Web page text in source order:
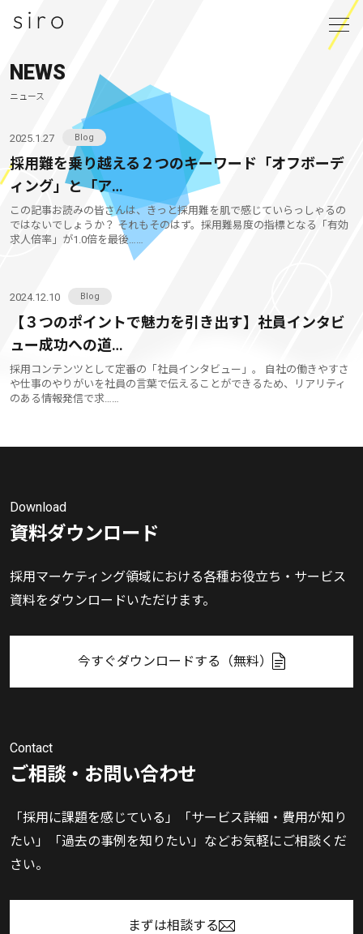
NEWS
ニュース
2025.1.27 Blog
採用難を乗り越える２つのキーワード「オフボーデ
ィング」と「ア…
この記事お読みの皆さんは、きっと採用難を肌で感じていらっしゃるの
ではないでしょうか？ それもそのはず。採用難易度の指標となる「有効
求人倍率」が1.0倍を最後……
2024.12.10 Blog
【３つのポイントで魅力を引き出す】社員インタビ
ュー成功への道…
採用コンテンツとして定番の「社員インタビュー」。 自社の働きやすさ
や仕事のやりがいを社員の言葉で伝えることができるため、リアリティ
のある情報発信で求……
Download
資料ダウンロード
採用マーケティング領域における各種お役立ち・サービス
資料をダウンロードいただけます。
今すぐダウンロードする（無料）
Contact
ご相談・お問い合わせ
「採用に課題を感じている」「サービス詳細・費用が知り
たい」「過去の事例を知りたい」などお気軽にご相談くだ
さい。
まずは相談する